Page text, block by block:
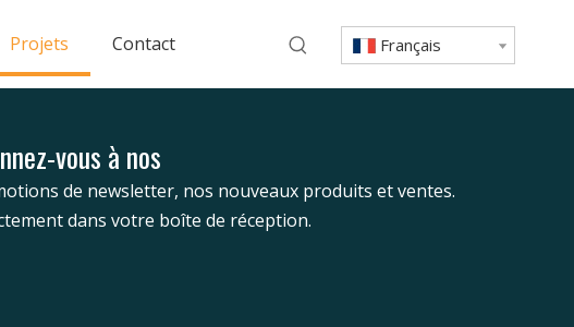
Projets Contact Français
vous à nos
de newsletter, nos nouveaux produits et ventes.
dans votre boîte de réception.